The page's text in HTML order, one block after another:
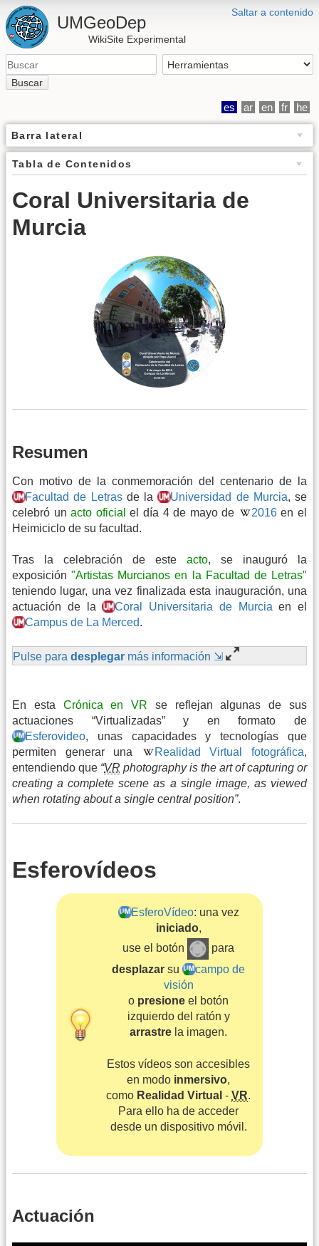
Saltar a contenido
UMGeoDep
WikiSite Experimental
Buscar
es ar en fr he
Barra lateral
Tabla de Contenidos
Coral Universitaria de
Murcia
Resumen
Con motivo de la conmemoración del centenario de la
Facultad de Letrasde la Universidad de Murcia, se
celebró unacto oficial el día 4 de mayo de 2016en el
Heimiciclo de su facultad.
Tras la celebración de este acto, se inauguró la
exposición"Artistas Murcianos en la Facultad de Letras"
teniendo lugar, una vez finalizada esta inauguración, una
actuación de la
Coral Universitaria de Murcia en el
Campus de La Merced.
Pulse para desplegar más información ⇲
En esta Crónica en VR se reflejan algunas de sus
actuaciones “Virtualizadas” y en formato de
Esferovideo, unas capacidades y tecnologías que
permiten generar una
Realidad Virtual fotográfica,
entendiendo que “VR photography is the art of capturing or
creating a complete scene as a single image, as viewed
when rotating about a single central position”.
Esferovídeos
EsferoVídeo: una vez
iniciado,
use el botón
para
desplazar su
campo de
visión
o presione el botón
izquierdo del ratón y
arrastre la imagen.
Estos vídeos son accesibles
en modo inmersivo,
como Realidad Virtual -VR.
Para ello ha de acceder
desde un dispositivo móvil.
Actuación